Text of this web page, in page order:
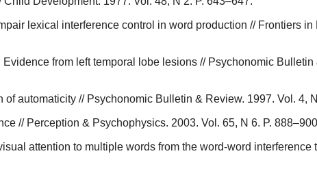
lexical interference control in word production // Frontiers
from left temporal lobe lesions // Psychonomic Bulletin
of automaticity // Psychonomic Bulletin & Review. 1997. Vol. 4,
// Perception & Psychophysics. 2003. Vol. 65, N 6. P.
attention to multiple words from the word-word interference